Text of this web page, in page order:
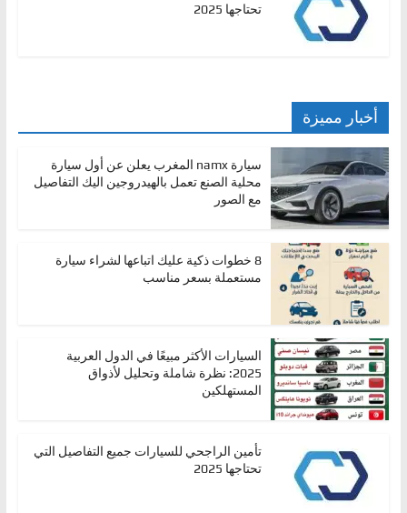
تحتاجها 2025
أخبار مميزة
سيارة namx المغرب يعلن عن أول سيارة
محلية الصنع تعمل بالهيدروجين اليك التفاصيل
مع الصور
8 خطوات ذكية عليك اتباعها لشراء سيارة
مستعملة بسعر مناسب
السيارات الأكثر مبيعًا في الدول العربية
2025: نظرة شاملة وتحليل لأذواق
المستهلكين
تأمين الراجحي للسيارات جميع التفاصيل التي
تحتاجها 2025